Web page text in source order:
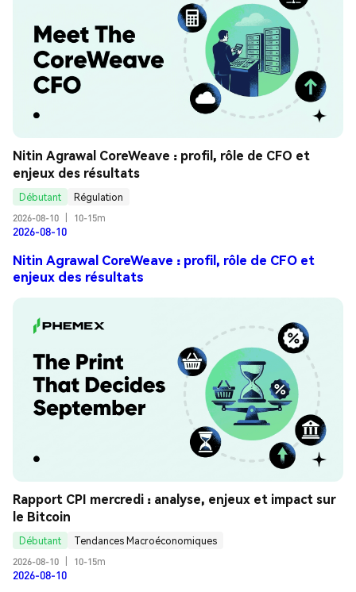
Nitin Agrawal CoreWeave : profil, rôle de CFO et
enjeux des résultats
Débutant
Régulation
2026-08-10
10-15m
2026-08-10
Nitin Agrawal CoreWeave : profil, rôle de CFO et
enjeux des résultats
Rapport CPI mercredi : analyse, enjeux et impact sur
le Bitcoin
Débutant
Tendances Macroéconomiques
2026-08-10
10-15m
2026-08-10